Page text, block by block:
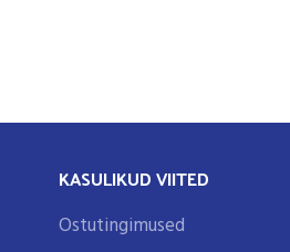
KASULIKUD VIITED
Ostutingimused